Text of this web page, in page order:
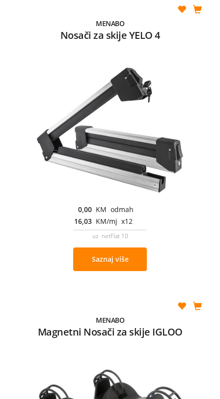
MENABO
Nosači za skije YELO 4
0,00 KM odmah
16,03 KM/mj x12
uz netFlat 10
Saznaj više
MENABO
Magnetni Nosači za skije IGLOO